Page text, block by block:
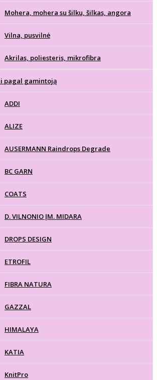
Mohera, mohera su šilku, šilkas, angora
Vilna, pusvilnė
Akrilas, poliesteris, mikrofibra
pagal gamintoją
ADDI
ALIZE
AUSERMANN Raindrops Degrade
BC GARN
COATS
D. VILNONIO ĮM. MIDARA
DROPS DESIGN
ETROFIL
FIBRA NATURA
GAZZAL
HIMALAYA
KATIA
KnitPro